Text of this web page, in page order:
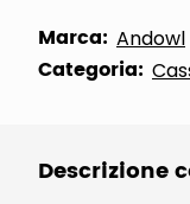
Marca: Andowl
Categoria:
Descrizione